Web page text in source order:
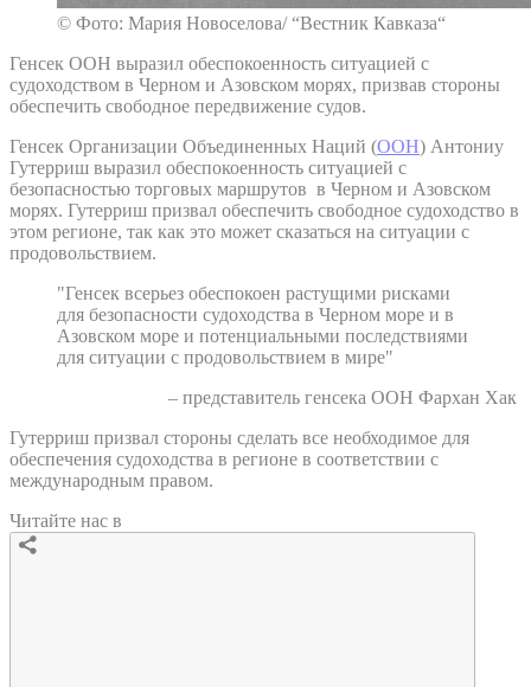
© Фото: Мария Новоселова/ “Вестник Кавказа“
Генсек ООН выразил обеспокоенность ситуацией с
судоходством в Черном и Азовском морях, призвав стороны
обеспечить свободное передвижение судов.
Генсек Организации Объединенных Наций (ООН) Антониу
Гутерриш выразил обеспокоенность ситуацией с
безопасностью торговых маршрутов в Черном и Азовском
морях. Гутерриш призвал обеспечить свободное судоходство в
этом регионе, так как это может сказаться на ситуации с
продовольствием.
"Генсек всерьез обеспокоен растущими рисками
для безопасности судоходства в Черном море и в
Азовском море и потенциальными последствиями
для ситуации с продовольствием в мире"
– представитель генсека ООН Фархан Хак
Гутерриш призвал стороны сделать все необходимое для
обеспечения судоходства в регионе в соответствии с
международным правом.
Читайте нас в